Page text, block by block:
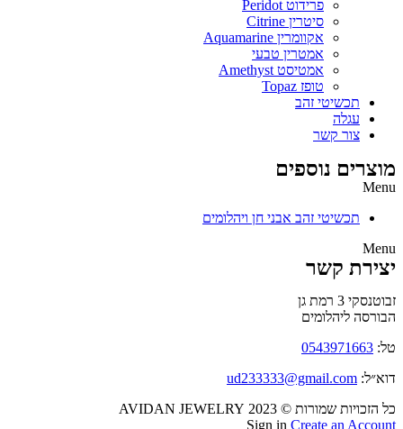
פרידוט Peridot
סיטרין Citrine
אקוומרין Aquamarine
אמטרין טבעי
אמטיסט Amethyst
טופז Topaz
תכשיטי זהב
עגלה
צור קשר
מוצרים נוספים
Menu
תכשיטי זהב אבני חן ויהלומים
Menu
יצירת קשר
זבוטנסקי 3 רמת גן
הבורסה ליהלומים
טל: 0543971663
דוא״ל: ud233333@gmail.com
כל הזכויות שמורות © 2023 AVIDAN JEWELRY
Sign in Create an Account